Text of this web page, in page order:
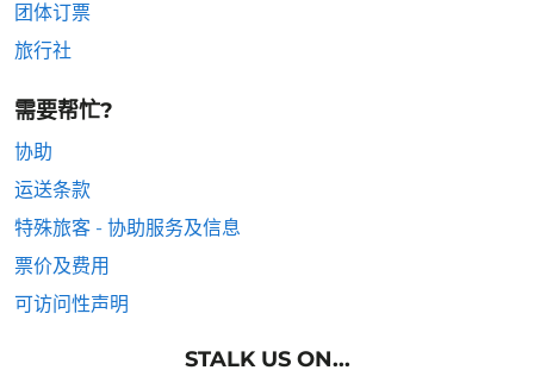
团体订票
旅行社
需要帮忙?
协助
运送条款
特殊旅客 - 协助服务及信息
票价及费用
可访问性声明
STALK US ON...